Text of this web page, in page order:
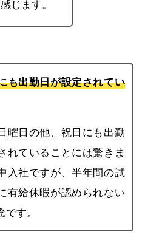
じます。
も出勤日が設定されてい
曜日の他、祝日にも出勤
れていることには驚きま
入社ですが、半年間の試
有給休暇が認められない
す。